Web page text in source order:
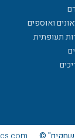
ואוספים
תעופתית